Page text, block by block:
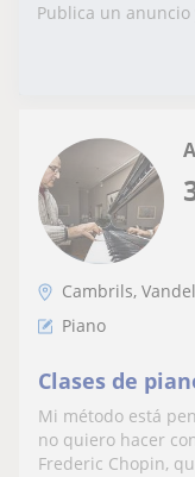
Publica un
Cambrils,
Piano
Clases de
Mi método está
no quiero hacer
Frederic Chopin,